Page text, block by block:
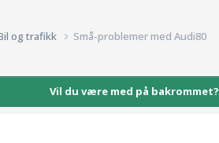
og trafikk Små-problemer med Audi80
Vil du være med på bakrommet?